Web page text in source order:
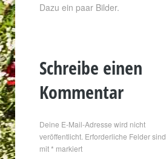
Dazu ein paar Bilder.
Schreibe einen
Kommentar
Deine E-Mail-Adresse wird nicht
veröffentlicht. Erforderliche Felder sind
mit* markiert